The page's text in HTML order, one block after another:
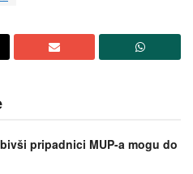
pripadnici MUP-a mogu do